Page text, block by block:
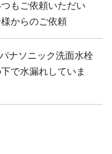
もご依頼いただい
からのご依頼
パナソニック洗面水栓
で水漏れしていま